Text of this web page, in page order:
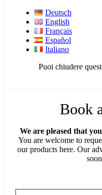
Deutsch
English
Français
Español
Italiano
Puoi chiudere
Book
We are pleased that
You are welcome to
our products here. Our